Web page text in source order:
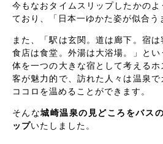
今もなおタイムスリップしたかの
ており、「日本一ゆかた姿が似合う
また、「駅は玄関。道は廊下。宿
食店は食堂。外湯は大浴場。」と
体を一つの大きな宿として考える
客が魅力的で、訪れた人々は温泉
ココロを温めることができます。
そんな城崎温泉の見どころをバス
ップいたしました。